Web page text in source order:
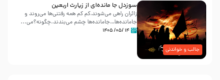
جالب و خواندنی
سوزدل جا مانده‌ای از زیارت اربعین
زائران راهی می‌شوند،کم‌ کم همه رفتنی‌ها می‌روند و
جامانده‌ها…جامانده‌ها چشم می‌بندند.چگونه؟می‌...
۱۴ /۰۵/ ۱۴۰۵